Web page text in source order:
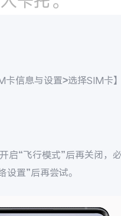
信息与设置>选择SIM卡
启“飞行模式”后再关闭，
置”后再尝试。